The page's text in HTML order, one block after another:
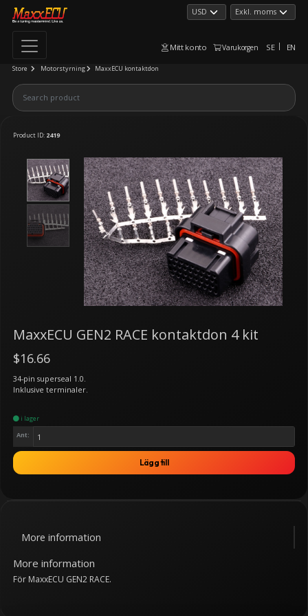
Mitt konto Varukorgen SE EN
Store Motorstyrning MaxxECU kontaktdon
Product ID: 2419
MaxxECU GEN2 RACE kontaktdon 4 kit
$16.66
34-pin superseal 1.0.
Inklusive terminaler.
i lager
Ant:
Lägg till
More information
More information
För MaxxECU GEN2 RACE.